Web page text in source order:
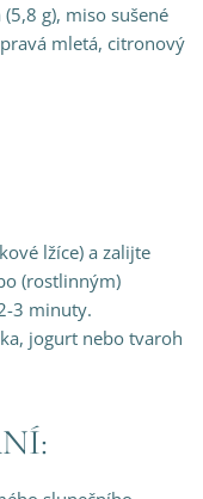
g), miso sušené
mletá, citronový
lžíce) a zalijte
(rostlinným)
3 minuty.
jogurt nebo tvaroh